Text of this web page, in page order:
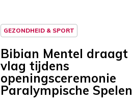
GEZONDHEID & SPORT
Bibian Mentel draagt
vlag tijdens
openingsceremonie
Paralympische Spelen